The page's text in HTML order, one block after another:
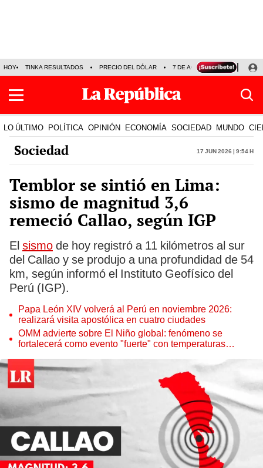
HOY TINKA RESULTADOS PRECIO DEL DÓLAR 7 DE AGOSTO OLLANTA
LO ÚLTIMO POLÍTICA OPINIÓN ECONOMÍA SOCIEDAD MUNDO
Sociedad 17 Jun 2026 | 9:54 h
Temblor se sintió en Lima:
sismo de magnitud 3,6
remeció Callao, según IGP
El sismo de hoy registró a 11 kilómetros al sur
del Callao y se produjo a una profundidad de 54
km, según informó el Instituto Geofísico del
Perú (IGP).
Papa León XIV volverá al Perú en noviembre 2026:
realizará visita apostólica en cuatro ciudades
OMM advierte sobre El Niño global: fenómeno se
fortalecerá como evento "fuerte" con temperaturas